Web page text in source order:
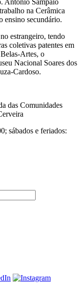
na Cerâmica
ensino secundário.
estrangeiro, tendo
coletivas patentes em
Artes, o
Nacional Soares dos
Cardoso.
das Comunidades
sábados e feriados: